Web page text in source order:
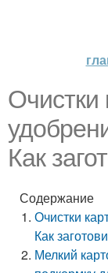
Очистки
Как
Содержание
Очистки
Как
Мелкий